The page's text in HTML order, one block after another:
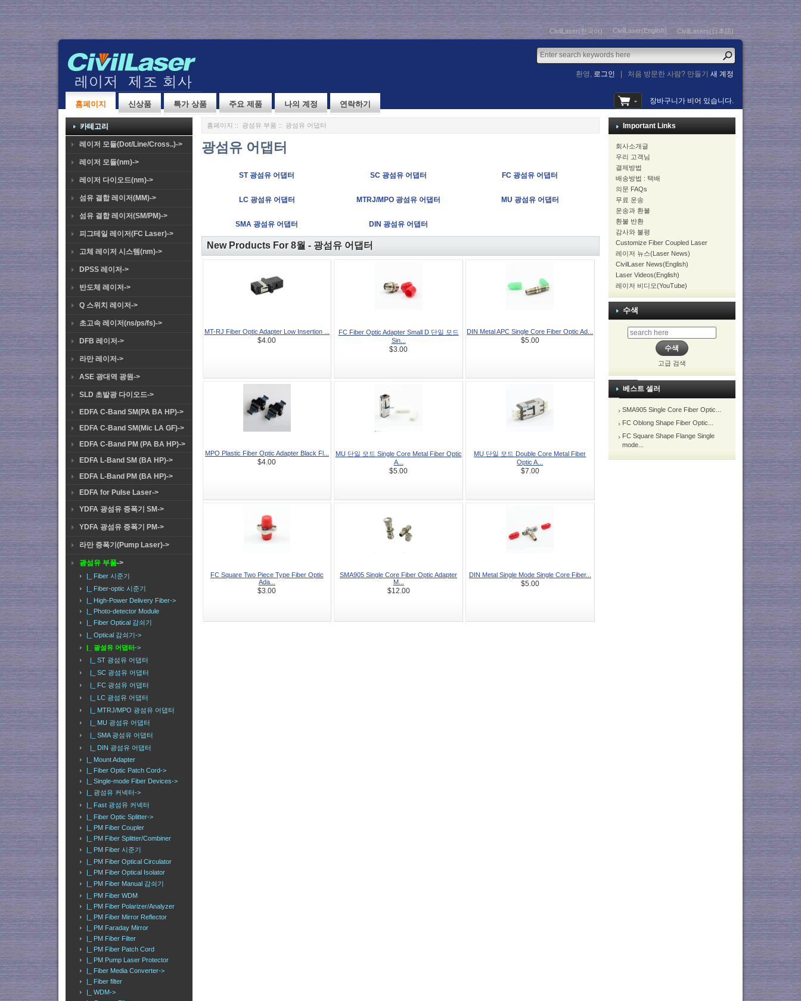
CivilLaser(한국어) CivilLaser(English) CivilLasers(日本語)
환영, 로그인 처음 방문한 사람? 만들기새 계정
홈페이지 신상품 특가 상품 주요 제품 나의 계정 연락하기 장바구니가 비어 있습니다.
카테고리
레이저 모듈(Dot/Line/Cross..)->
레이저 모듈(nm)->
레이저 다이오드(nm)->
섬유 결합 레이저(MM)->
섬유 결합 레이저(SM/PM)->
피그테일 레이저(FC Laser)->
고체 레이저 시스템(nm)->
DPSS 레이저->
반도체 레이저->
Q 스위치 레이저->
초고속 레이저(ns/ps/fs)->
DFB 레이저->
라만 레이저->
ASE 광대역 광원->
SLD 초발광 다이오드->
EDFA C-Band SM(PA BA HP)->
EDFA C-Band SM(Mic LA GF)->
EDFA C-Band PM (PA BA HP)->
EDFA L-Band SM (BA HP)->
EDFA L-Band PM (BA HP)->
EDFA for Pulse Laser->
YDFA 광섬유 증폭기 SM->
YDFA 광섬유 증폭기 PM->
라만 증폭기(Pump Laser)->
광섬유 부품->
|_ Fiber 시준기
|_ Fiber-optic 시준기
|_ High-Power Delivery Fiber->
|_ Photo-detector Module
|_ Fiber Optical 감쇠기
|_ Optical 감쇠기->
|_ 광섬유 어댑터->
|_ ST 광섬유 어댑터
|_ SC 광섬유 어댑터
|_ FC 광섬유 어댑터
|_ LC 광섬유 어댑터
|_ MTRJ/MPO 광섬유 어댑터
|_ MU 광섬유 어댑터
|_ SMA 광섬유 어댑터
|_ DIN 광섬유 어댑터
|_ Mount Adapter
|_ Fiber Optic Patch Cord->
|_ Single-mode Fiber Devices->
|_ 광섬유 커넥터->
|_ Fast 광섬유 커넥터
|_ Fiber Optic Splitter->
|_ PM Fiber Coupler
|_ PM Fiber Splitter/Combiner
|_ PM Fiber 시준기
|_ PM Fiber Optical Circulator
|_ PM Fiber Optical Isolator
|_ PM Fiber Manual 감쇠기
|_ PM Fiber WDM
|_ PM Fiber Polarizer/Analyzer
|_ PM Fiber Mirror Reflector
|_ PM Faraday Mirror
|_ PM Fiber Filter
|_ PM Fiber Patch Cord
|_ PM Pump Laser Protector
|_ Fiber Media Converter->
|_ Fiber filter
|_ WDM->
홈페이지 :: 광섬유 부품 :: 광섬유 어댑터
광섬유 어댑터
ST 광섬유 어댑터 SC 광섬유 어댑터 FC 광섬유 어댑터
LC 광섬유 어댑터 MTRJ/MPO 광섬유 어댑터 MU 광섬유 어댑터
SMA 광섬유 어댑터 DIN 광섬유 어댑터
New Products For 8월 - 광섬유 어댑터
MT-RJ Fiber Optic Adapter Low Insertion ...
$4.00
FC Fiber Optic Adapter Small D 단일 모드
Sin...
$3.00
DIN Metal APC Single Core Fiber Optic Ad...
$5.00
MPO Plastic Fiber Optic Adapter Black Fl...
$4.00
MU 단일 모드 Single Core Metal Fiber Optic
A...
$5.00
MU 단일 모드 Double Core Metal Fiber
Optic A...
$7.00
FC Square Two Piece Type Fiber Optic
Ada...
$3.00
SMA905 Single Core Fiber Optic Adapter
M...
$12.00
DIN Metal Single Mode Single Core Fiber...
$5.00
Important Links
회사소개글
우리 고객님
결제방법
배송방법 : 택배
의문 FAQs
무료 운송
운송과 환불
환불 반환
감사와 불평
Customize Fiber Coupled Laser
레이저 뉴스(Laser News)
CivilLaser News(English)
Laser Videos(English)
레이저 비디오(YouTube)
수색
고급 검색
베스트 셀러
SMA905 Single Core Fiber Optic...
FC Oblong Shape Fiber Optic...
FC Square Shape Flange Single
mode...